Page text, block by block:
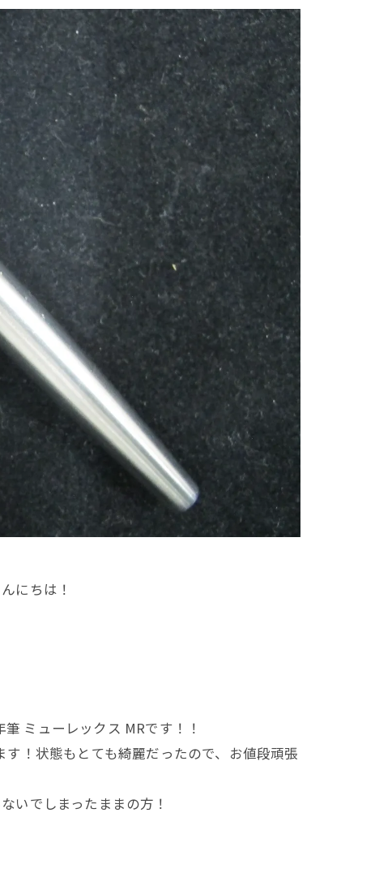
ちは！
ミューレックス MRです！！
！状態もとても綺麗だったので、お値段頑張
いでしまったままの方！